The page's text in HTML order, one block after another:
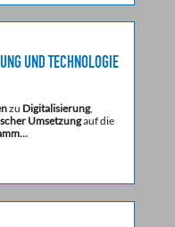
UND TECHNOLOGIE
zu Digitalisierung,
Umsetzungauf die